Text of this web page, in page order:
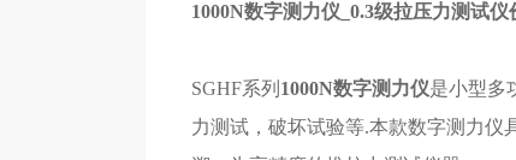
1000N数字测力仪_0.3级拉压力测试仪
SGHF系列 1000N数字测力仪是小型多
力测试，破坏试验等.本款数字测力仪